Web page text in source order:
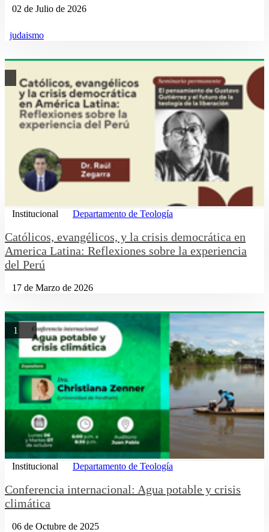
02 de Julio de 2026
judaismo
Institucional Departamento de Teología
Católicos, evangélicos, y la crisis democrática en
America Latina: Reflexiones sobre la experiencia
del Perú
17 de Marzo de 2026
1
Institucional Departamento de Teología
Conferencia internacional: Agua potable y crisis
climática
06 de Octubre de 2025